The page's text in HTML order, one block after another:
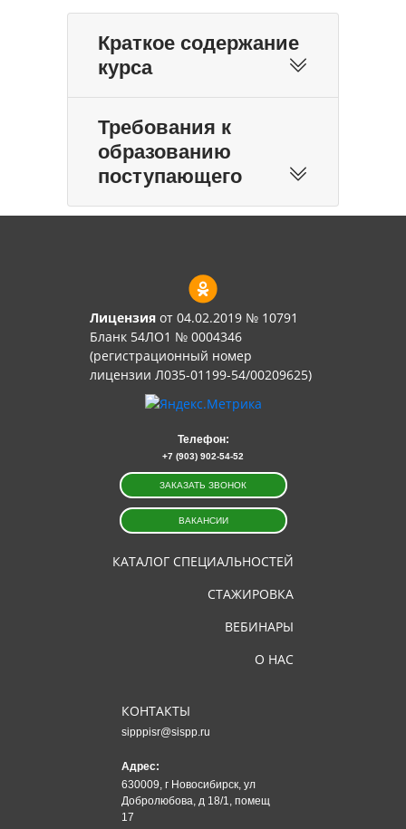
Краткое содержание
курса
Требования к
образованию
поступающего
Лицензия от 04.02.2019 № 10791
Бланк 54ЛО1 № 0004346
(регистрационный номер
лицензии Л035-01199-54/00209625)
КАТАЛОГ СПЕЦИАЛЬНОСТЕЙ
СТАЖИРОВКА
ВЕБИНАРЫ
О НАС
КОНТАКТЫ
sipppisr@sispp.ru
Адрес:
630009, г Новосибирск, ул
Добролюбова, д 18/1, помещ
17
Телефон:
+7 (903) 902-54-52
ЗАКАЗАТЬ ЗВОНОК
ВАКАНСИИ